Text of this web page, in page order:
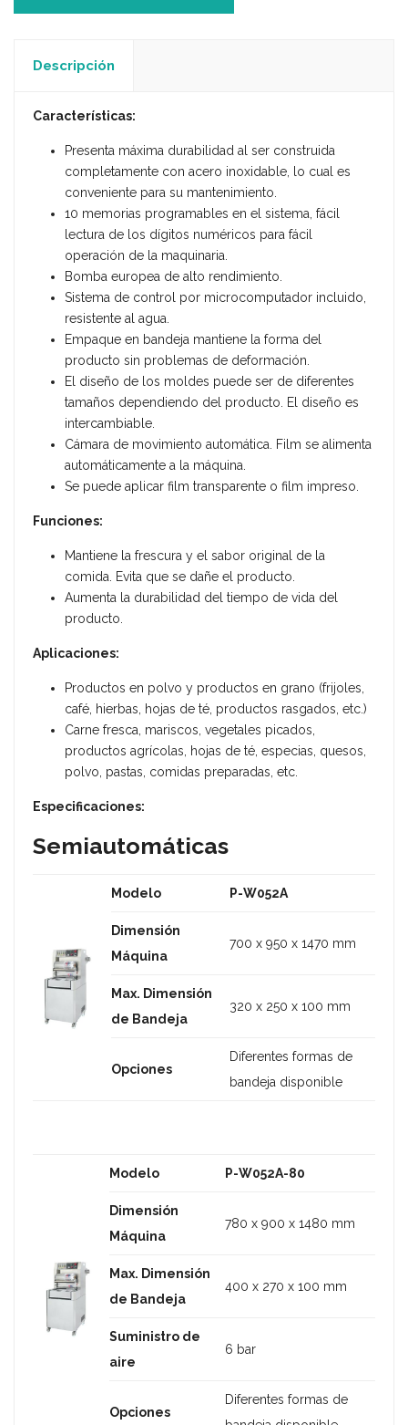
Descripción
Características:
Presenta máxima durabilidad al ser construida
completamente con acero inoxidable, lo cual es
conveniente para su mantenimiento.
10 memorias programables en el sistema, fácil
lectura de los dígitos numéricos para fácil
operación de la maquinaria.
Bomba europea de alto rendimiento.
Sistema de control por microcomputador incluido,
resistente al agua.
Empaque en bandeja mantiene la forma del
producto sin problemas de deformación.
El diseño de los moldes puede ser de diferentes
tamaños dependiendo del producto. El diseño es
intercambiable.
Cámara de movimiento automática. Film se alimenta
automáticamente a la máquina.
Se puede aplicar film transparente o film impreso.
Funciones:
Mantiene la frescura y el sabor original de la
comida. Evita que se dañe el producto.
Aumenta la durabilidad del tiempo de vida del
producto.
Aplicaciones:
Productos en polvo y productos en grano (frijoles,
café, hierbas, hojas de té, productos rasgados, etc.)
Carne fresca, mariscos, vegetales picados,
productos agrícolas, hojas de té, especias, quesos,
polvo, pastas, comidas preparadas, etc.
Especificaciones:
Semiautomáticas
Modelo P-W052A
Dimensión
Máquina
700 x 950 x 1470 mm
Max. Dimensión
de Bandeja
320 x 250 x 100 mm
Opciones
Diferentes formas de
bandeja disponible
Modelo P-W052A-80
Dimensión
Máquina
780 x 900 x 1480 mm
Max. Dimensión
de Bandeja
400 x 270 x 100 mm
Suministro de
aire
6 bar
Opciones
Diferentes formas de